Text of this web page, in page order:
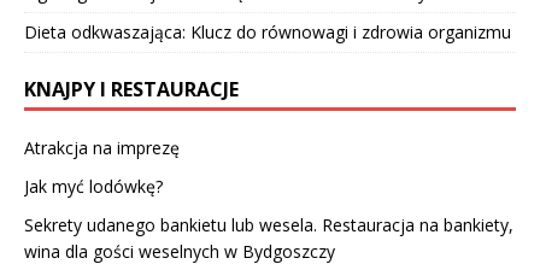
Dieta odkwaszająca: Klucz do równowagi i zdrowia organizmu
KNAJPY I RESTAURACJE
Atrakcja na imprezę
Jak myć lodówkę?
Sekrety udanego bankietu lub wesela. Restauracja na bankiety,
wina dla gości weselnych w Bydgoszczy